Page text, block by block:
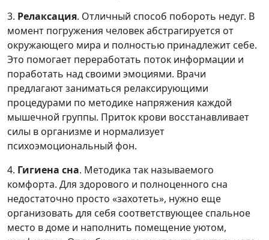
3. Релаксация. Отличный способ побороть недуг. В
момент погружения человек абстрагируется от
окружающего мира и полностью принадлежит себе.
Это помогает переработать поток информации и
поработать над своими эмоциями. Врачи
предлагают заниматься релаксирующими
процедурами по методике напряжения каждой
мышечной группы. Приток крови восстанавливает
силы в организме и нормализует
психоэмоциональный фон.
4. Гигиена сна. Методика так называемого
комфорта. Для здорового и полноценного сна
недостаточно просто «захотеть», нужно еще
организовать для себя соответствующее спальное
место в доме и наполнить помещение уютом,